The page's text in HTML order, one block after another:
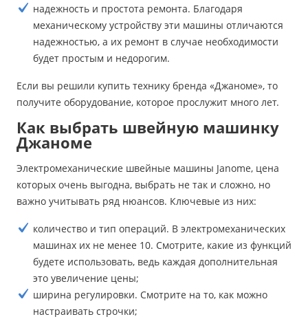
надежность и простота ремонта. Благодаря
механическому устройству эти машины отличаются
надежностью, а их ремонт в случае необходимости
будет простым и недорогим.
Если вы решили купить технику бренда «Джаноме», то
получите оборудование, которое прослужит много лет.
Как выбрать швейную машинку
Джаноме
Электромеханические швейные машины Janome, цена
которых очень выгодна, выбрать не так и сложно, но
важно учитывать ряд нюансов. Ключевые из них:
количество и тип операций. В электромеханических
машинах их не менее 10. Смотрите, какие из функций
будете использовать, ведь каждая дополнительная
это увеличение цены;
ширина регулировки. Смотрите на то, как можно
настраивать строчки;